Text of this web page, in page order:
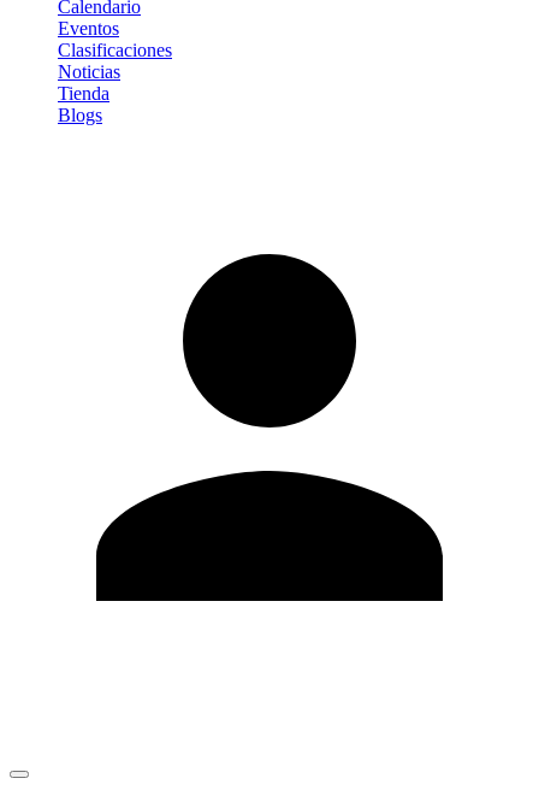
Calendario
Eventos
Clasificaciones
Noticias
Tienda
Blogs